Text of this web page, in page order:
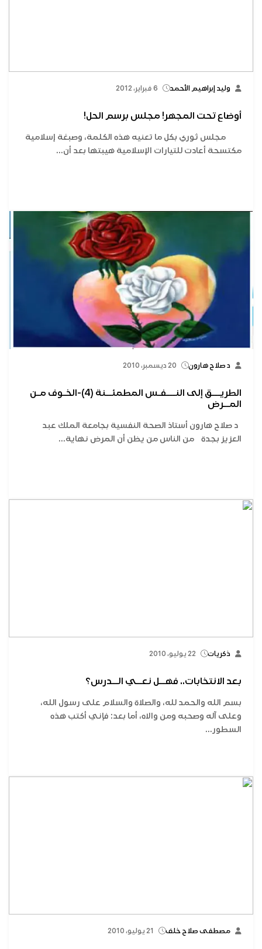
وليد إبراهيم الأحمد 6 فبراير، 2012
أوضاع تحت المجهر! مجلس برسم الحل!
مجلس ثوري بكل ما تعنيه هذه الكلمة، وصبغة إسلامية
مكتسحة أعادت للتيارات الإسلامية هيبتها بعد أن...
د صلاح هارون 20 ديسمبر، 2010
الطريـــق إلى النـــفـس المطمئــنة (4)-الخـوف مـن
المــرض
د صلاح هارون أستاذ الصحة النفسية بجامعة الملك عبد
العزيز بجدة من الناس من يظن أن المرض نهاية...
ذكريات 22 يوليو، 2010
بعد الانتخابات.. فهــل نعــي الــدرس؟
بسم الله والحمد لله، والصلاة والسلام على رسول الله،
وعلى آله وصحبه ومن والاه، أما بعد: فإني أكتب هذه
السطور...
مصطفى صلاح خلف 21 يوليو، 2010